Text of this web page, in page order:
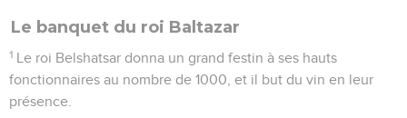
Le banquet du roi Baltazar
1 Le roi Belshatsar donna un grand festin à ses hauts
fonctionnaires au nombre de 1000, et il but du vin en leur
présence.